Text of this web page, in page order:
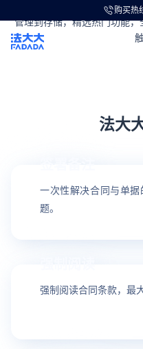
购买热
电子签极致产品力，尽在法大
管理到存储，精选热门功能
法大
01
一次性解决合同与单据
题。
02
强制阅读合同条款，最